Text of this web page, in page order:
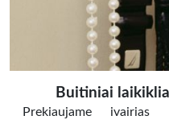
Buitiniai
Prekiaujame